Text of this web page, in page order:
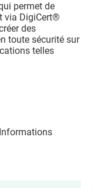
permet de
via DigiCert​​®​​
des
toute sécurité sur
telles